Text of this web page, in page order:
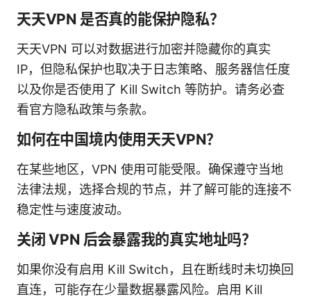
天天VPN 是否真的能保护隐私？
天天VPN 可以对数据进行加密并隐藏你的真实
IP，但隐私保护也取决于日志策略、服务器信任度
以及你是否使用了 Kill Switch 等防护。请务必查
看官方隐私政策与条款。
如何在中国境内使用天天VPN？
在某些地区，VPN 使用可能受限。确保遵守当地
法律法规，选择合规的节点，并了解可能的连接不
稳定性与速度波动。
关闭 VPN 后会暴露我的真实地址吗？
如果你没有启用 Kill Switch，且在断线时未切换回
直连，可能存在少量数据暴露风险。启用 Kill